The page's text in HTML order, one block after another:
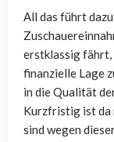
All das führt
erstklassig fährt,
finanzielle Lage
in die Qualität
Kurzfristig ist da
sind wegen